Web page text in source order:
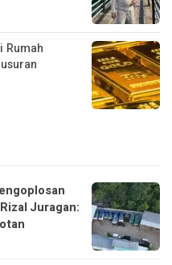
Rumah
Juragan: